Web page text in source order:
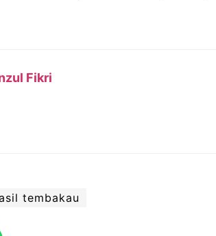
Fikri
tembakau